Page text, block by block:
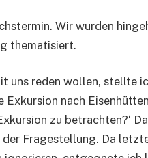
Wir wurden
thematisiert.
uns reden wollen, stellte
Exkursion nach
zu betrachten?‘
Fragestellung. Da